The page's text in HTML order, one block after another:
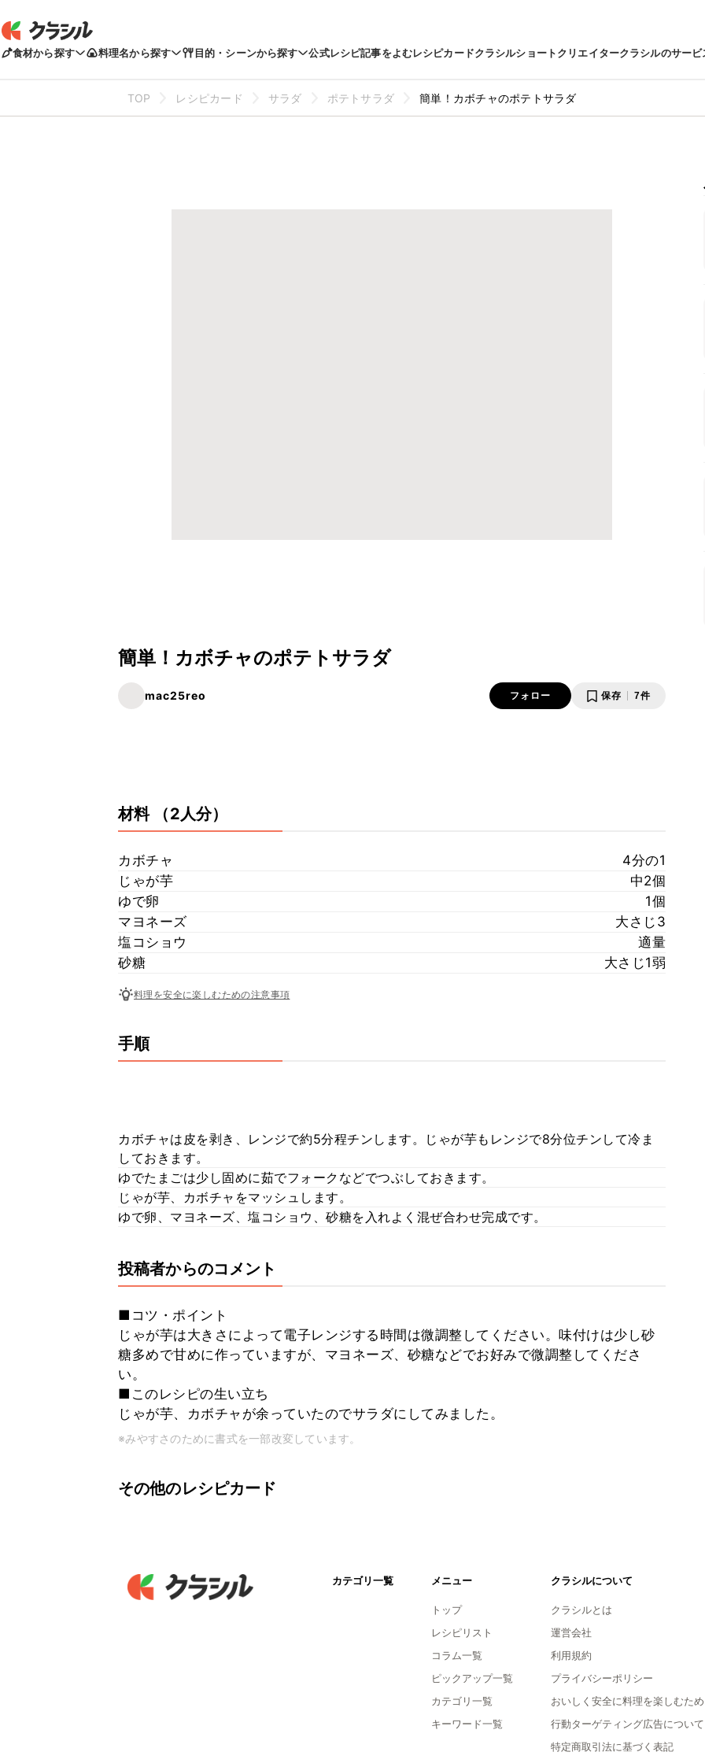
食材から探す 料理名から探す 目的・シーンから探す 公式レシピ記事をよむレシピカードクラシルショートクリエイタークラシルのサービ
TOP レシピカード サラダ ポテトサラダ 簡単！カボチャのポテトサラダ
簡単！カボチャのポテトサラダ
mac25reo フォロー 保存 7件
材料 （2人分）
カボチャ
4分の1
じゃが芋
中2個
ゆで卵
1個
マヨネーズ
大さじ3
塩コショウ
適量
砂糖
大さじ1弱
料理を安全に楽しむための注意事項
手順
カボチャは皮を剥き、レンジで約5分程チンします。じゃが芋もレンジで8分位チンして冷ま
しておきます。
ゆでたまごは少し固めに茹でフォークなどでつぶしておきます。
じゃが芋、カボチャをマッシュします。
ゆで卵、マヨネーズ、塩コショウ、砂糖を入れよく混ぜ合わせ完成です。
投稿者からのコメント
■コツ・ポイント
じゃが芋は大きさによって電子レンジする時間は微調整してください。味付けは少し砂
糖多めで甘めに作っていますが、マヨネーズ、砂糖などでお好みで微調整してくださ
い。
■このレシピの生い立ち
じゃが芋、カボチャが余っていたのでサラダにしてみました。
※みやすさのために書式を一部改変しています。
その他のレシピカード
カテゴリ一覧 メニュー
トップ
レシピリスト
コラム一覧
ピックアップ一覧
カテゴリ一覧
キーワード一覧
クラシルについて
クラシルとは
運営会社
利用規約
プライバシーポリシー
おいしく安全に料理を楽しむため
行動ターゲティング広告について
特定商取引法に基づく表記